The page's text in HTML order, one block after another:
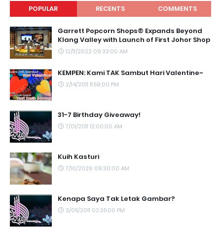
POPULAR RECENTS COMMENTS
Garrett Popcorn Shops® Expands Beyond
Klang Valley with Launch of First Johor Shop
12/11/2022 09:33:00 AM
KEMPEN: Kami TAK Sambut Hari Valentine~
2/14/2011 11:59:00 PM
31-7 Birthday Giveaway!
7/01/2011 12:00:00 AM
Kuih Kasturi
7/10/2026 09:30:00 AM
Kenapa Saya Tak Letak Gambar?
3/05/2011 02:35:00 PM